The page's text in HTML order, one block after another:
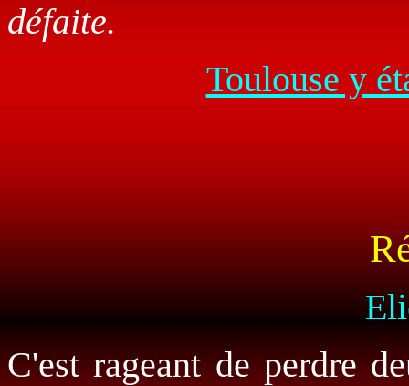
défaite.
Toulouse y
C'est rageant de perdre